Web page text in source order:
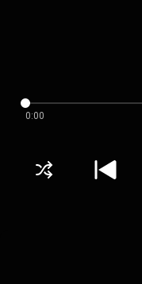
0:00